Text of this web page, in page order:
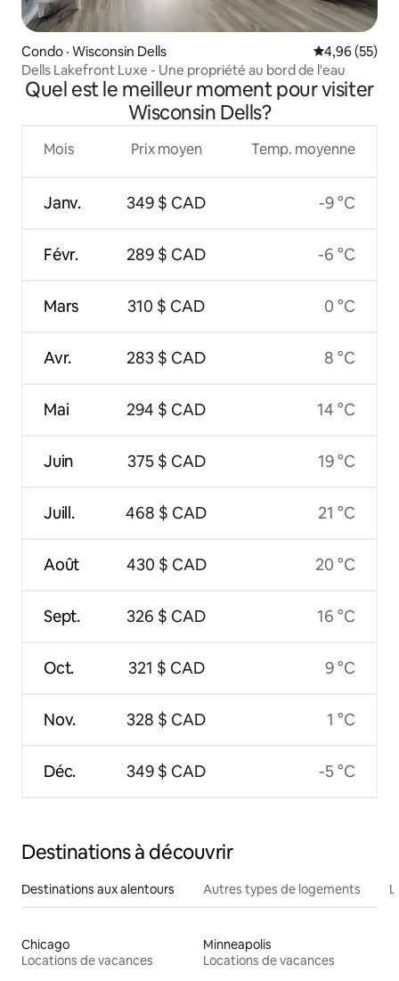
Condo · Wisconsin Dells Note
4,96 (55)
Dells Lakefront Luxe - Une propriété au bord de l'eau
Quel est le meilleur moment pour visiter
Wisconsin Dells?
Mois
Janv.
Févr.
Mars
Avr.
Mai
Juin
Juill.
Août
Sept.
Oct.
Nov.
Déc.
Prix moyen
349 $ CAD
289 $ CAD
310 $ CAD
283 $ CAD
294 $ CAD
375 $ CAD
468 $ CAD
430 $ CAD
326 $ CAD
321 $ CAD
328 $ CAD
349 $ CAD
Temp. moyenne
-9 °C
-6 °C
0 °C
8 °C
14 °C
19 °C
21 °C
20 °C
16 °C
9 °C
1 °C
-5 °C
Destinations à découvrir
Destinations aux alentours Autres types de logements
Chicago
Locations de vacances
Minneapolis
Locations de vacances